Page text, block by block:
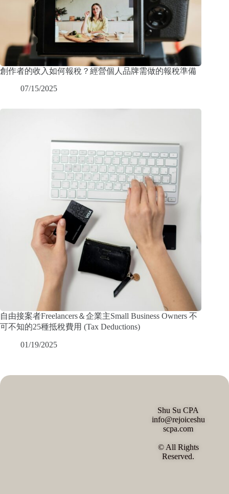
創作者的收入如何報稅？經營個人品牌需做的報稅準備
07/15/2025
自由接案者Freelancers＆企業主Small Business Owners 不
可不知的25種抵稅費用 (Tax Deductions)
01/19/2025
Shu Su CPA
info@rejoiceshu
scpa.com
© All Rights
Reserved.